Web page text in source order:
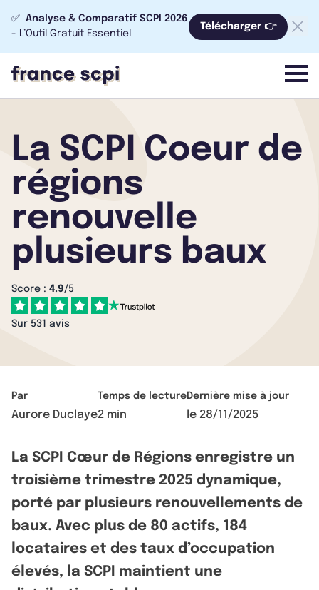
✅ Analyse & Comparatif SCPI 2026
- L’Outil Gratuit Essentiel
Télécharger 👉
menu
La SCPI Coeur de
régions
renouvelle
plusieurs baux
Score : 4.9/5
Sur 531 avis
Par
Aurore Duclaye
Temps de lecture
2 min
Dernière mise à jour
le 28/11/2025
La SCPI Cœur de Régions enregistre un
troisième trimestre 2025 dynamique,
porté par plusieurs renouvellements de
baux. Avec plus de 80 actifs, 184
locataires et des taux d’occupation
élevés, la SCPI maintient une